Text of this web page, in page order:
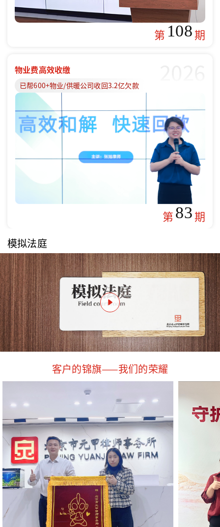
第 108期
物业费高效收缴
已帮600+物业/供暖公司收回3.2亿欠款
第83期
模拟法庭
客户的锦旗——我们的荣耀